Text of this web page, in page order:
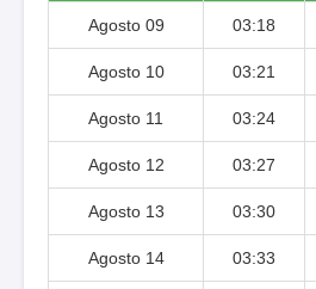
Agosto 09 03:18
Agosto 10 03:21
Agosto 11 03:24
Agosto 12 03:27
Agosto 13 03:30
Agosto 14 03:33